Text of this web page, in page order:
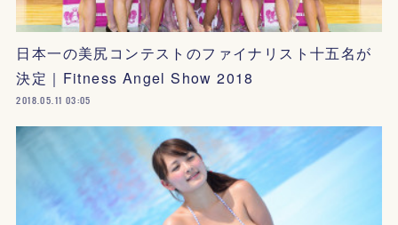
日本一の美尻コンテストのファイナリスト十五名が
決定｜Fitness Angel Show 2018
2018.05.11 03:05